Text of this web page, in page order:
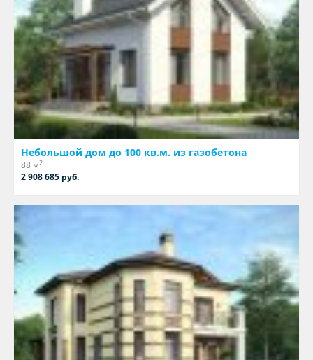
Небольшой дом до 100 кв.м. из газобетона
88 м2
2 908 685 руб.